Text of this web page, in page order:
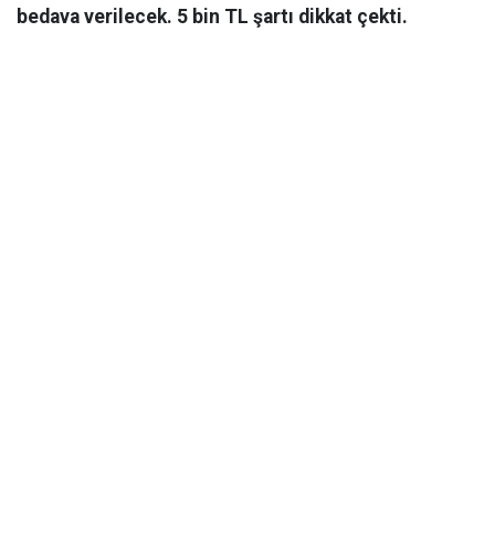
bedava verilecek. 5 bin TL şartı dikkat çekti.